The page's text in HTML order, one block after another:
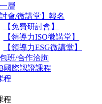
層
討會/微講堂】報名
【免費研討會】
【領導力ISO微講堂】
【領導力ESG微講堂】
班/合作洽詢
國際認證課程
程
程